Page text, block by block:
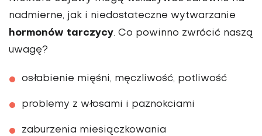
nadmierne, jak i niedostateczne wytwarzanie
hormonów tarczycy. Co powinno zwrócić naszą
uwagę?
osłabienie mięśni, męczliwość, potliwość
problemy z włosami i paznokciami
zaburzenia miesiączkowania